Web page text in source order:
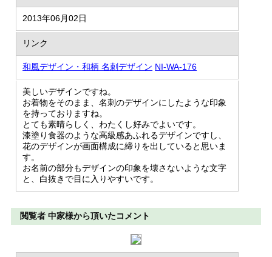
2013年06月02日
リンク
和風デザイン・和柄 名刺デザイン NI-WA-176
美しいデザインですね。
お着物をそのまま、名刺のデザインにしたような印象
を持っておりますね。
とても素晴らしく、わたくし好みでよいです。
漆塗り食器のような高級感あふれるデザインですし、
花のデザインが画面構成に締りを出していると思いま
す。
お名前の部分もデザインの印象を壊さないような文字
と、白抜きで目に入りやすいです。
閲覧者 中家様から頂いたコメント